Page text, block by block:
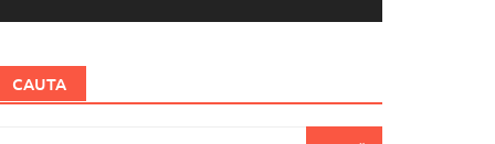
CAUTA